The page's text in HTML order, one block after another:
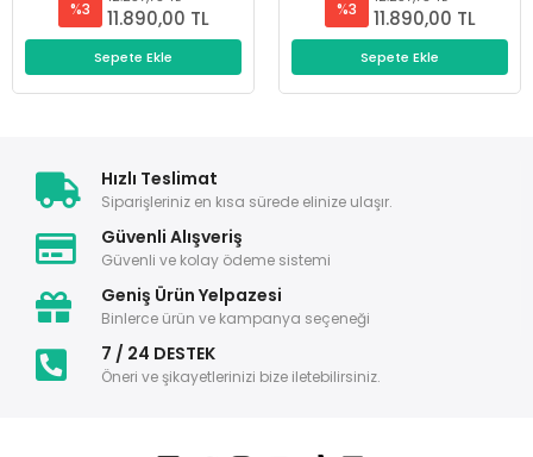
%3 11.890,00 TL
Sepete Ekle
%3 11.890,00 TL
Sepete Ekle
Hızlı Teslimat
Siparişleriniz en kısa sürede elinize ulaşır.
Güvenli Alışveriş
Güvenli ve kolay ödeme sistemi
Geniş Ürün Yelpazesi
Binlerce ürün ve kampanya seçeneği
7 / 24 DESTEK
Öneri ve şikayetlerinizi bize iletebilirsiniz.